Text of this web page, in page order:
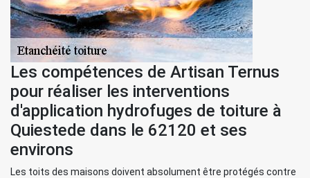
Les compétences de Artisan Ternus
pour réaliser les interventions
d'application hydrofuges de toiture à
Quiestede dans le 62120 et ses
environs
Les toits des maisons doivent absolument être protégés contre